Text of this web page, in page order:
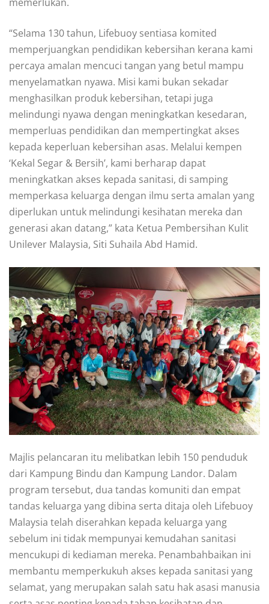
memerlukan.
“Selama 130 tahun, Lifebuoy sentiasa komited
memperjuangkan pendidikan kebersihan kerana kami
percaya amalan mencuci tangan yang betul mampu
menyelamatkan nyawa. Misi kami bukan sekadar
menghasilkan produk kebersihan, tetapi juga
melindungi nyawa dengan meningkatkan kesedaran,
memperluas pendidikan dan mempertingkat akses
kepada keperluan kebersihan asas. Melalui kempen
‘Kekal Segar & Bersih’, kami berharap dapat
meningkatkan akses kepada sanitasi, di samping
memperkasa keluarga dengan ilmu serta amalan yang
diperlukan untuk melindungi kesihatan mereka dan
generasi akan datang,” kata Ketua Pembersihan Kulit
Unilever Malaysia, Siti Suhaila Abd Hamid.
Majlis pelancaran itu melibatkan lebih 150 penduduk
dari Kampung Bindu dan Kampung Landor. Dalam
program tersebut, dua tandas komuniti dan empat
tandas keluarga yang dibina serta ditaja oleh Lifebuoy
Malaysia telah diserahkan kepada keluarga yang
sebelum ini tidak mempunyai kemudahan sanitasi
mencukupi di kediaman mereka. Penambahbaikan ini
membantu memperkukuh akses kepada sanitasi yang
selamat, yang merupakan salah satu hak asasi manusia